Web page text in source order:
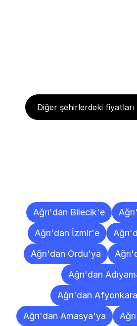
Diğer şehirlerdeki fiyatları
Ağrı'dan Bilecik'e
Ağrı'dan İzmir'e
Ağrı'dan Ordu'ya
Ağrı'dan
Ağrı'dan
Ağrı'dan Amasya'ya